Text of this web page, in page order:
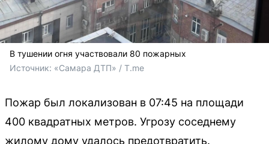
В тушении огня участвовали 80 пожарных
Источник: «Самара ДТП» / T.me
Пожар был локализован в 07:45 на площади
400 квадратных метров. Угрозу соседнему
жилому дому удалось предотвратить.